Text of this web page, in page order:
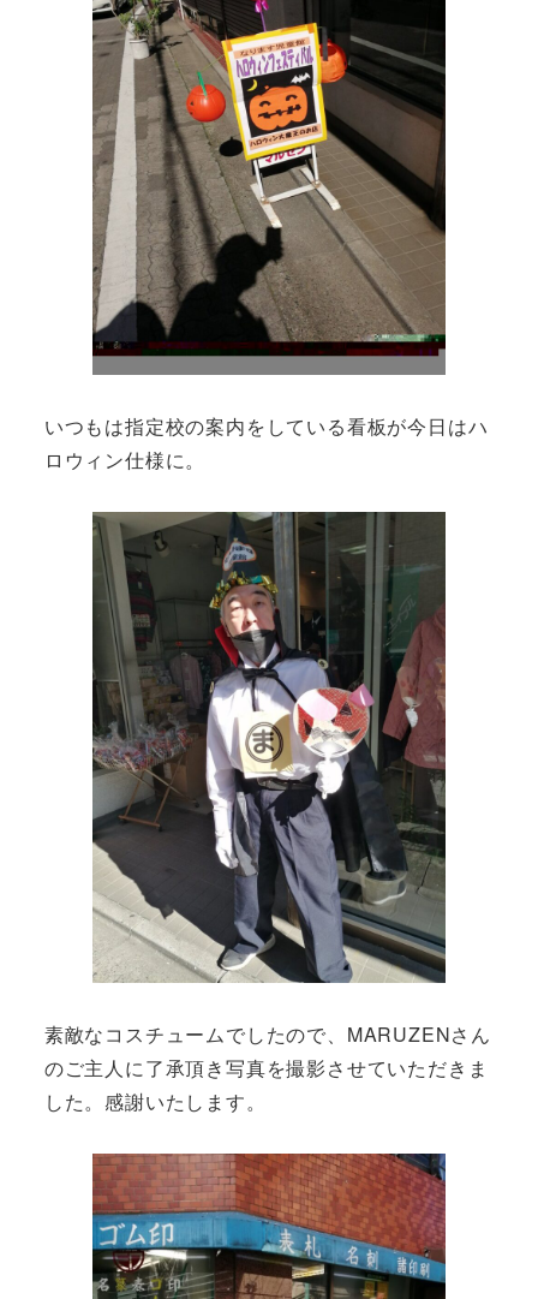
いつもは指定校の案内をしている看板が今日はハ
ロウィン仕様に。
素敵なコスチュームでしたので、MARUZENさん
のご主人に了承頂き写真を撮影させていただきま
した。感謝いたします。